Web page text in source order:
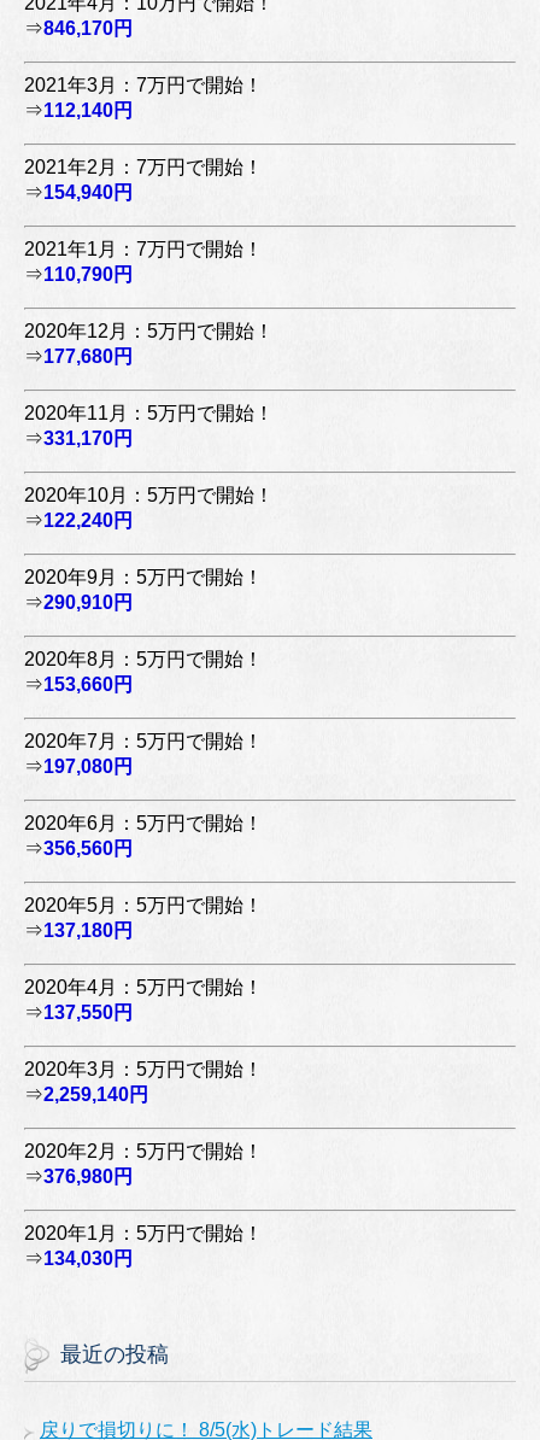
⇒846,170円
2021年3月：7万円で開始！
⇒112,140円
2021年2月：7万円で開始！
⇒154,940円
2021年1月：7万円で開始！
⇒110,790円
2020年12月：5万円で開始！
⇒177,680円
2020年11月：5万円で開始！
⇒331,170円
2020年10月：5万円で開始！
⇒122,240円
2020年9月：5万円で開始！
⇒290,910円
2020年8月：5万円で開始！
⇒153,660円
2020年7月：5万円で開始！
⇒197,080円
2020年6月：5万円で開始！
⇒356,560円
2020年5月：5万円で開始！
⇒137,180円
2020年4月：5万円で開始！
⇒137,550円
2020年3月：5万円で開始！
⇒2,259,140円
2020年2月：5万円で開始！
⇒376,980円
2020年1月：5万円で開始！
⇒134,030円
最近の投稿
戻りで損切りに！ 8/5(水)トレード結果